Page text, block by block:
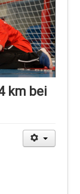
km bei